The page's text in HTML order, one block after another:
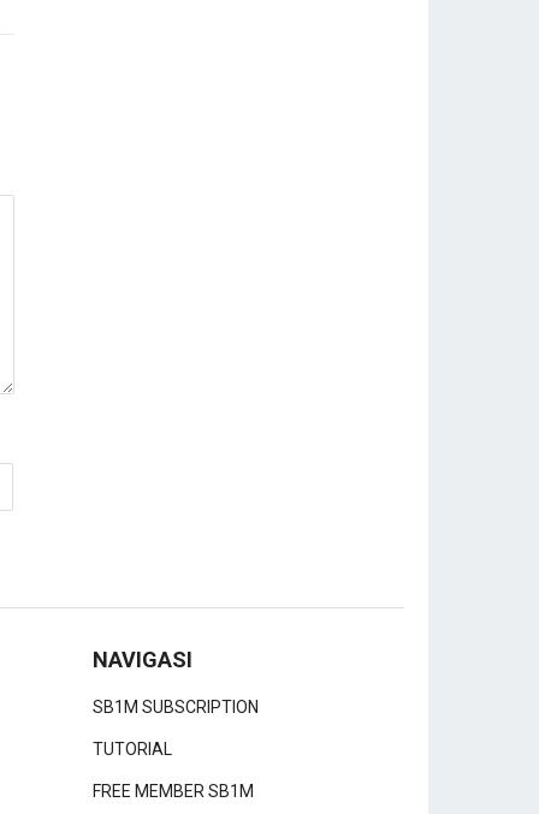
NAVIGASI
SB1M SUBSCRIPTION
TUTORIAL
FREE MEMBER SB1M